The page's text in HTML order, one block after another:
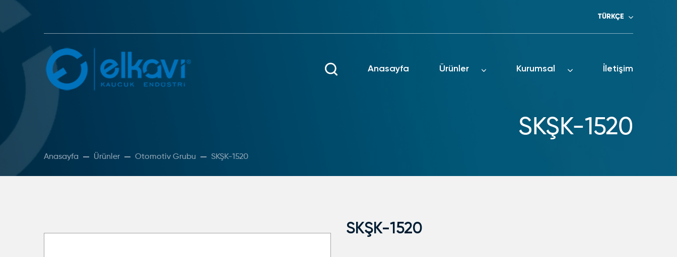
TÜRKÇE
Anasayfa Ürünler Kurumsal İletişim
SKŞK-1520
Anasayfa Ürünler Otomotiv Grubu SKŞK-1520
SKŞK-1520